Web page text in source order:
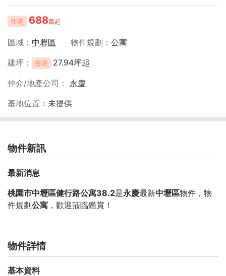
住宅 688萬起
區域 中壢區 物件規劃
公寓
建坪
住宅 27.94坪起
仲介/地產公司
永慶
基地位置
未提供
物件新訊
最新消息
桃園市中壢區健行路公寓38.2是永慶最新中壢區物件，物
件規劃公寓 ，歡迎蒞臨鑑賞！
物件詳情
基本資料